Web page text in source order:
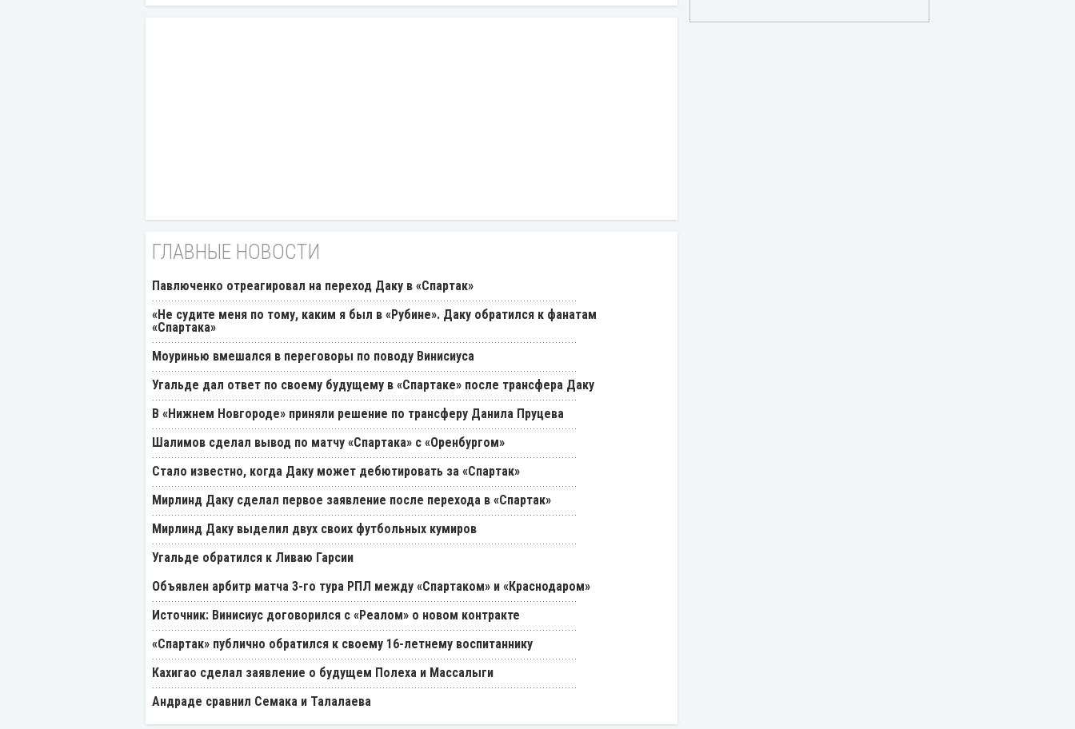
ГЛАВНЫЕ НОВОСТИ
Павлюченко отреагировал на переход Даку в «Спартак»
«Не судите меня по тому, каким я был в «Рубине». Даку обратился к фанатам
«Спартака»
Моуринью вмешался в переговоры по поводу Винисиуса
Угальде дал ответ по своему будущему в «Спартаке» после трансфера Даку
В «Нижнем Новгороде» приняли решение по трансферу Данила Пруцева
Шалимов сделал вывод по матчу «Спартака» с «Оренбургом»
Стало известно, когда Даку может дебютировать за «Спартак»
Мирлинд Даку сделал первое заявление после перехода в «Спартак»
Мирлинд Даку выделил двух своих футбольных кумиров
Угальде обратился к Ливаю Гарсии
Объявлен арбитр матча 3-го тура РПЛ между «Спартаком» и «Краснодаром»
Источник: Винисиус договорился с «Реалом» о новом контракте
«Спартак» публично обратился к своему 16-летнему воспитаннику
Кахигао сделал заявление о будущем Полеха и Массалыги
Андраде сравнил Семака и Талалаева